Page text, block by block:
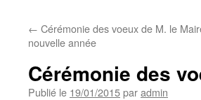
← Cérémonie des voeux de M. le
nouvelle année
Cérémonie des
Publié le 19/01/2015paradmin